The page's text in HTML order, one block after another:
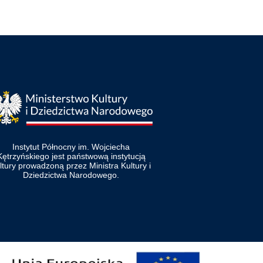
Instytut Północny im. Wojciecha
jest państwową instytucją
prowadzoną przez Ministra Kultury i
Dziedzictwa Narodowego.